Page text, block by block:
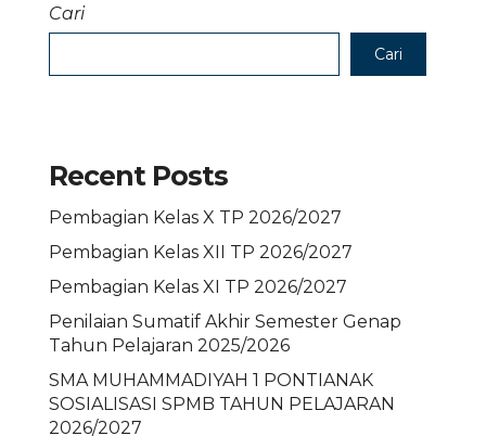
Cari
Cari
Recent Posts
Pembagian Kelas X TP 2026/2027
Pembagian Kelas XII TP 2026/2027
Pembagian Kelas XI TP 2026/2027
Penilaian Sumatif Akhir Semester Genap
Tahun Pelajaran 2025/2026
SMA MUHAMMADIYAH 1 PONTIANAK
SOSIALISASI SPMB TAHUN PELAJARAN
2026/2027